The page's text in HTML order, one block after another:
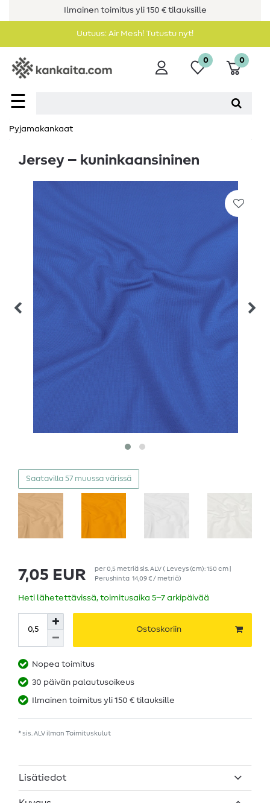
Ilmainen toimitus yli 150 € tilauksille
Uutuus: Air Mesh! Tutustu nyt!
☰
0 0
Pyjamakankaat
Jersey – kuninkaansininen
Saatavilla 57 muussa värissä
7,05 EUR per0,5 metriäsis. ALV( Leveys (cm): 150 cm |
Perushinta 14,09 € / metriä)
Heti lähetettävissä, toimitusaika 5–7 arkipäivää
Ostoskoriin
Nopea toimitus
30 päivän palautusoikeus
Ilmainen toimitus yli 150 € tilauksille
* sis. ALV ilman Toimituskulut
Lisätiedot